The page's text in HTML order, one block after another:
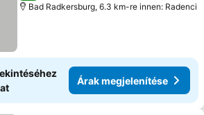
Bad Radkersburg, 6.3 km-re innen: Radenci
Árak megjelenítése